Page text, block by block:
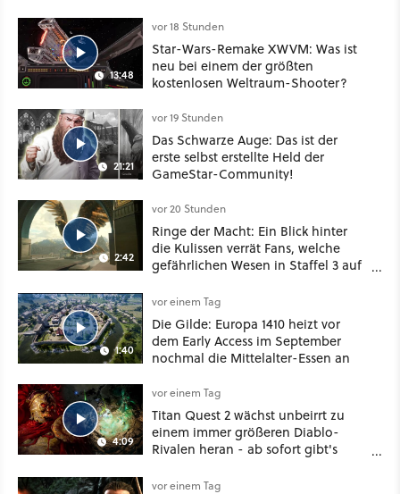
13:48
vor 18 Stunden
Star-Wars-Remake XWVM: Was ist
neu bei einem der größten
kostenlosen Weltraum-Shooter?
21:21
vor 19 Stunden
Das Schwarze Auge: Das ist der
erste selbst erstellte Held der
GameStar-Community!
2:42
vor 20 Stunden
Ringe der Macht: Ein Blick hinter
die Kulissen verrät Fans, welche
gefährlichen Wesen in Staffel 3 auf
1:40
vor einem Tag
Die Gilde: Europa 1410 heizt vor
dem Early Access im September
nochmal die Mittelalter-Essen an
4:09
vor einem Tag
Titan Quest 2 wächst unbeirrt zu
einem immer größeren Diablo-
Rivalen heran - ab sofort gibt's
Klasse
vor einem Tag